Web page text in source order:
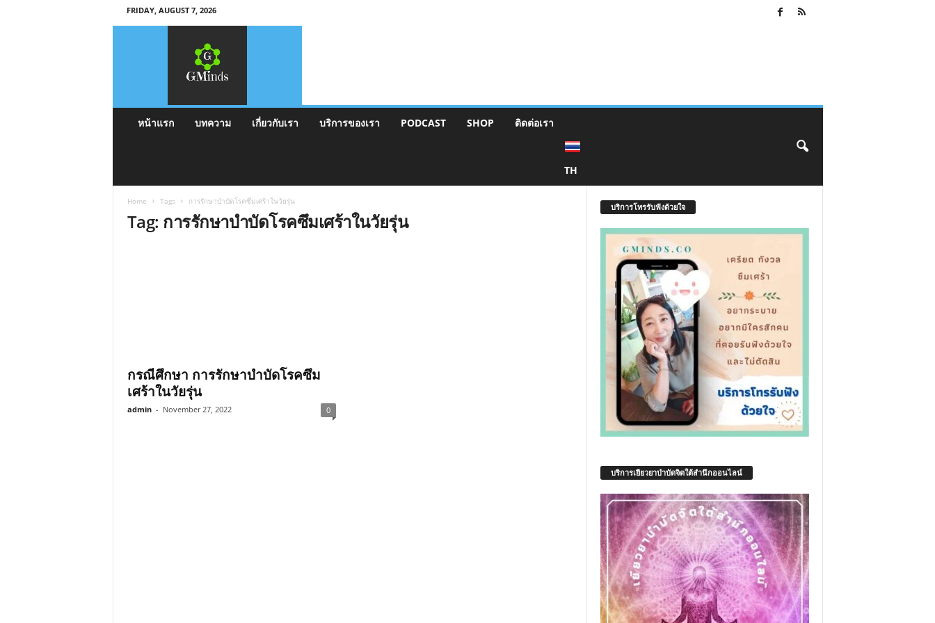
FRIDAY, AUGUST 7, 2026
s
หน้าแรก บทความ เกี่ยวกับเรา บริการของเรา PODCAST SHOP ติดต่อเรา
TH
Home Tags การรักษาบำบัดโรคซึมเศร้าในวัยรุ่น
Tag: การรักษาบำบัดโรคซึมเศร้าในวัยรุ่น
กรณีศึกษา การรักษาบำบัดโรคซึม
เศร้าในวัยรุ่น
admin - November 27, 2022 0
บริการโทรรับฟังด้วยใจ
บริการเยียวยาบำบัดจิตใต้สำนึกออนไลน์